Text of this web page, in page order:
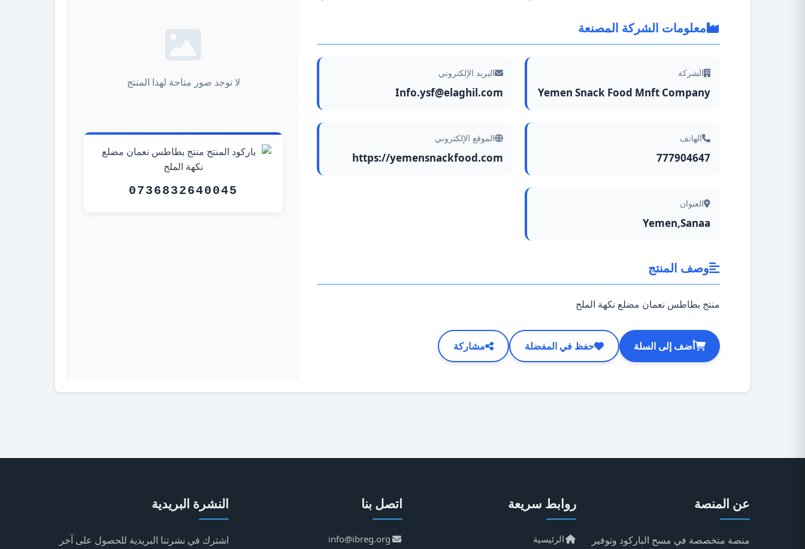
معلومات الشركة المصنعة
الشركة
Yemen Snack Food Mnft Company
البريد الإلكتروني
Info.ysf@elaghil.com
الهاتف
777904647
الموقع الإلكتروني
https://yemensnackfood.com
العنوان
Yemen,Sanaa
وصف المنتج
منتج بطاطس نعمان مضلع نكهة الملح
أضف إلى السلة حفظ في المفضلة مشاركة
لا توجد صور متاحة لهذا المنتج
0736832640045
عن المنصة
منصة متخصصة في مسح الباركود وتوفير
روابط سريعة
الرئيسية
اتصل بنا
info@ibreg.org
النشرة البريدية
اشترك في نشرتنا البريدية للحصول على آخر